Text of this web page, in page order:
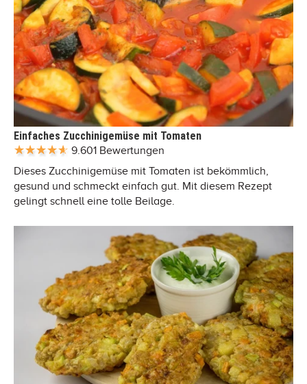
Einfaches Zucchinigemüse mit Tomaten
9.601 Bewertungen
Dieses Zucchinigemüse mit Tomaten ist bekömmlich,
gesund und schmeckt einfach gut. Mit diesem Rezept
gelingt schnell eine tolle Beilage.